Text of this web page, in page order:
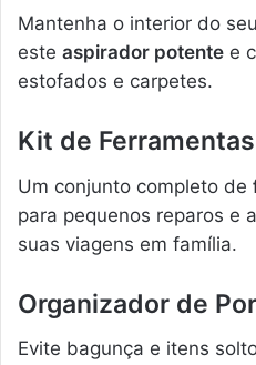
Mantenha o interior do
este aspirador potente e
estofados e carpetes.
Kit de
Um conjunto completo de
para pequenos reparos e
suas viagens em família.
Organizador de
Evite bagunça e itens